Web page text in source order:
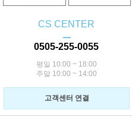
CS CENTER
ㅡ
0505-255-0055
평일 10:00 ~ 18:00
주말 10:00 ~ 14:00
고객센터 연결